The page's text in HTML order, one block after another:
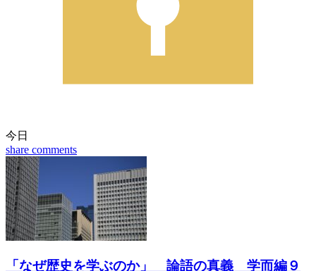
今日
share comments
「なぜ歴史を学ぶのか」 論語の真義 学而編９